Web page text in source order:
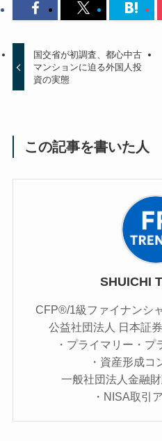
国交省が初調査、都心中古
マンションに迫る外国人投
資の実態
この記事を書いた人
SHUICHI
CFP®/1級ファイナンシ
公益社団法人 日本証
・プライマリー・
・資産形成コ
一般社団法人金融
・NISA取引